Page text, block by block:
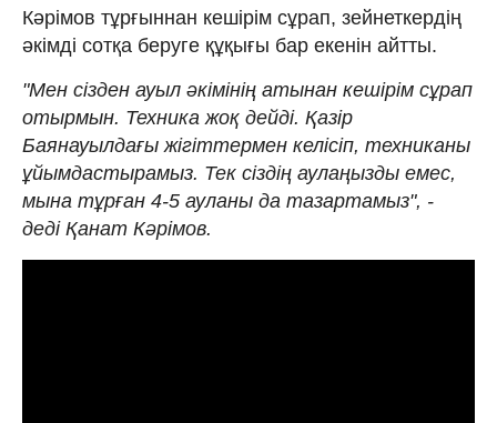
Кәрімов тұрғыннан кешірім сұрап, зейнеткердің
әкімді сотқа беруге құқығы бар екенін айтты.
"Мен сізден ауыл әкімінің атынан кешірім сұрап
отырмын. Техника жоқ дейді. Қазір
Баянауылдағы жігіттермен келісіп, техниканы
ұйымдастырамыз. Тек сіздің аулаңызды емес,
мына тұрған 4-5 ауланы да тазартамыз", -
деді Қанат Кәрімов.